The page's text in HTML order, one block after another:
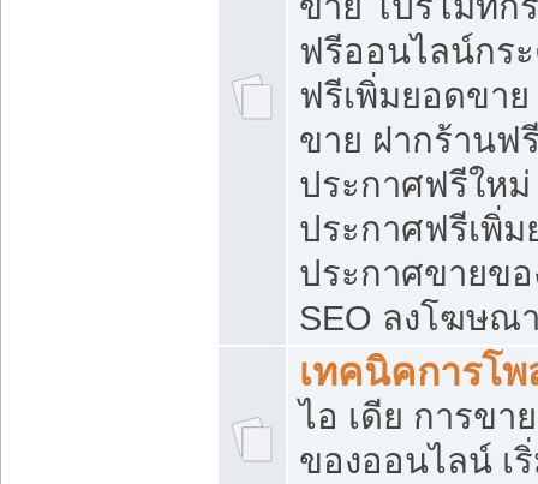
ฟรีออนไลน์กร
ฟรีเพิ่มยอดขา
ขาย ฝากร้านฟ
ประกาศฟรีใหม่
ประกาศฟรีเพิ่
ประกาศขายข
SEO ลงโฆษณ
เทคนิคการโ
ไอ เดีย การขา
ของออนไลน์ เ